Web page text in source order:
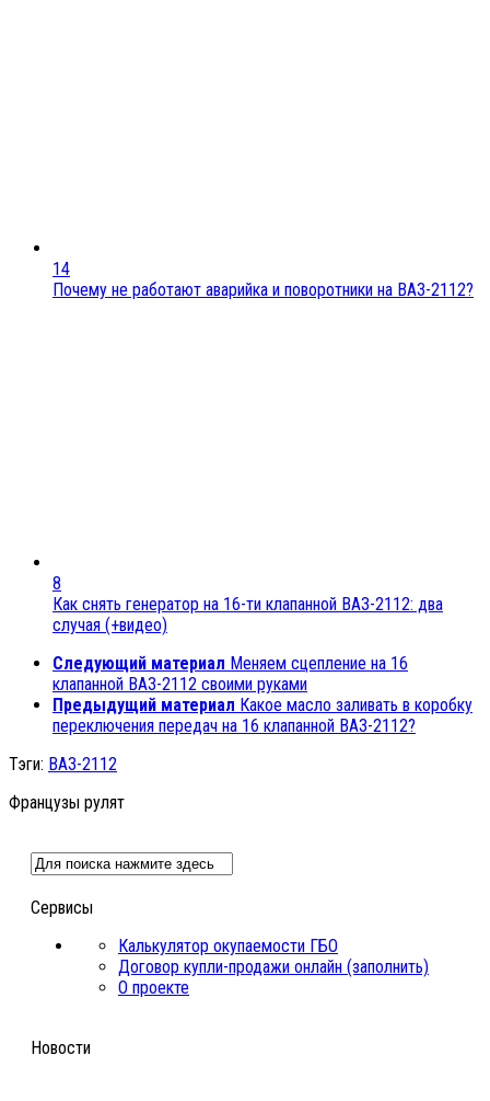
14
Почему не работают аварийка и поворотники на ВАЗ-2112?
8
Как снять генератор на 16-ти клапанной ВАЗ-2112: два
случая (+видео)
Следующий материал Меняем сцепление на 16
клапанной ВАЗ-2112 своими руками
Предыдущий материал Какое масло заливать в коробку
переключения передач на 16 клапанной ВАЗ-2112?
Тэги: ВАЗ-2112
Французы рулят
Сервисы
Калькулятор окупаемости ГБО
Договор купли-продажи онлайн (заполнить)
О проекте
Новости